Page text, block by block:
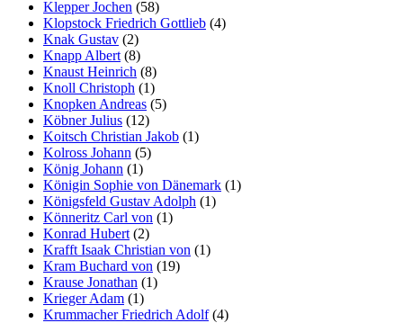
Klepper Jochen (58)
Klopstock Friedrich Gottlieb (4)
Knak Gustav (2)
Knapp Albert (8)
Knaust Heinrich (8)
Knoll Christoph (1)
Knopken Andreas (5)
Köbner Julius (12)
Koitsch Christian Jakob (1)
Kolross Johann (5)
König Johann (1)
Königin Sophie von Dänemark (1)
Königsfeld Gustav Adolph (1)
Könneritz Carl von (1)
Konrad Hubert (2)
Krafft Isaak Christian von (1)
Kram Buchard von (19)
Krause Jonathan (1)
Krieger Adam (1)
Krummacher Friedrich Adolf(4)